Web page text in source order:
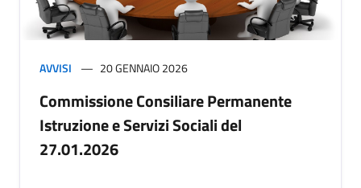
AVVISI 20 GENNAIO 2026
Commissione Consiliare Permanente
Istruzione e Servizi Sociali del
27.01.2026